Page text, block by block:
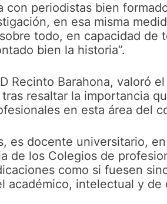
con periodistas bien
en esa misma
todo, en capacidad de
bien la historia”.
Recinto Barahona, valoró
resaltar la importancia
en esta área del
es docente universitario,
de los Colegios de
como si fuesen
académico, intelectual y de